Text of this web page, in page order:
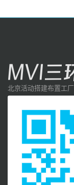
北京活动搭建布置工厂